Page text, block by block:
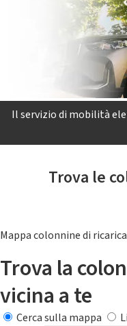
Il servizio di mobilità
Trova le
Mappa colonnine di
Trova la
vicina a te
Cerca sulla mappa